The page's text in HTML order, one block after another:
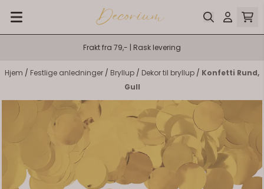
Hopp til innhold
Frakt fra 79,- | Rask levering
Hjem / Festlige anledninger / Bryllup / Dekor til bryllup / Konfetti Rund,
Gull